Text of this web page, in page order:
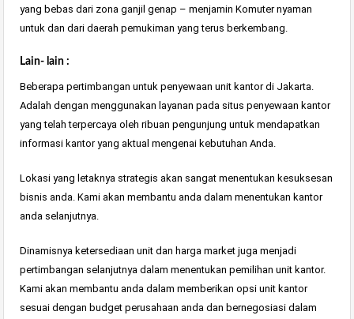
yang bebas dari zona ganjil genap – menjamin Komuter nyaman
untuk dan dari daerah pemukiman yang terus berkembang.
Lain- lain :
Beberapa pertimbangan untuk penyewaan unit kantor di Jakarta.
Adalah dengan menggunakan layanan pada situs penyewaan kantor
yang telah terpercaya oleh ribuan pengunjung untuk mendapatkan
informasi kantor yang aktual mengenai kebutuhan Anda.
Lokasi yang letaknya strategis akan sangat menentukan kesuksesan
bisnis anda. Kami akan membantu anda dalam menentukan kantor
anda selanjutnya.
Dinamisnya ketersediaan unit dan harga market juga menjadi
pertimbangan selanjutnya dalam menentukan pemilihan unit kantor.
Kami akan membantu anda dalam memberikan opsi unit kantor
sesuai dengan budget perusahaan anda dan bernegosiasi dalam